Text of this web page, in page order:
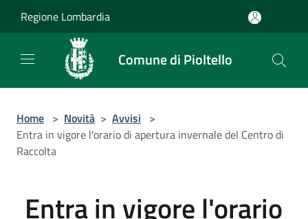
Regione Lombardia
Comune di Pioltello
Home > Novità > Avvisi >
Entra in vigore l'orario di apertura invernale del Centro di
Raccolta
Entra in vigore l'orario